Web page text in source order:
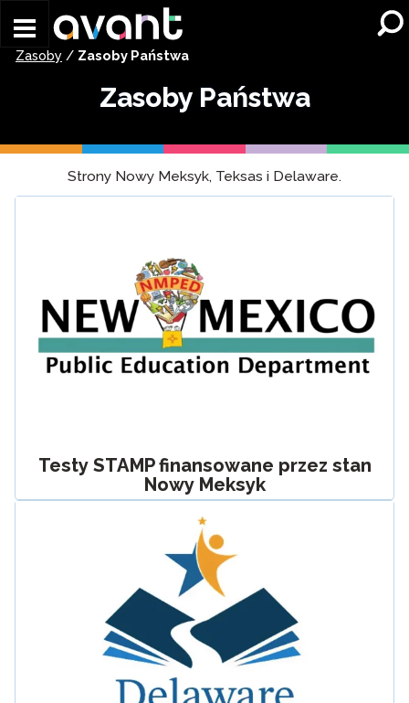
Zasoby / Zasoby Państwa
Zasoby Państwa
Strony Nowy Meksyk, Teksas i Delaware.
Testy STAMP finansowane przez stan
Nowy Meksyk